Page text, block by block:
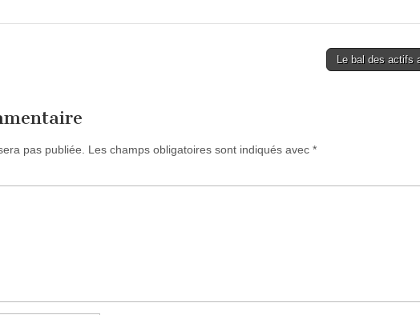
Le bal des actifs
pas publiée. Les champs obligatoires sont indiqués avec *